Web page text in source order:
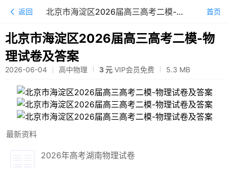
返回 北京市海淀区2026届高三高考二模-物理试卷及答案 首页
北京市海淀区2026届高三高考二模-物
理试卷及答案
2026-06-04 高中物理 3 元 VIP会员免费 5.3 MB
最新资料
2026年高考湖南物理试卷